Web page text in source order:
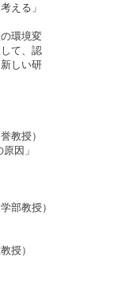
える」
環境変
て、認
しい研
授）
因」
教授）
授）